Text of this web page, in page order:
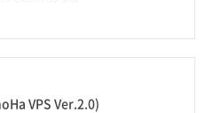
VPS Ver.2.0)